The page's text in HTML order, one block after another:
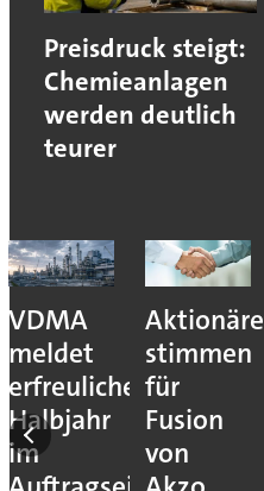
Preisdruck steigt:
Chemieanlagen
werden deutlich
teurer
VDMA
meldet
erfreuliches
Halbjahr
im
Aktionäre
stimmen
für
Fusion
von